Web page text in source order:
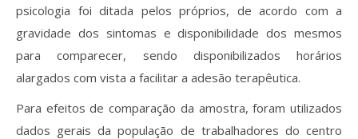
psicologia foi ditada pelos próprios, de acordo com a
gravidade dos sintomas e disponibilidade dos mesmos
para comparecer, sendo disponibilizados horários
alargados com vista a facilitar a adesão terapêutica.
Para efeitos de comparação da amostra, foram utilizados
dados gerais da população de trabalhadores do centro